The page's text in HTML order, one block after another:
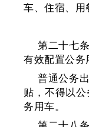
车、住宿、用
第二十七
有效配置公务
普通公务
贴，不得以
务用车。